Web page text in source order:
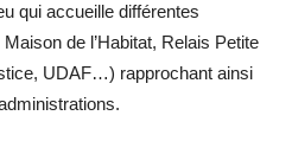
qui accueille différentes
de l’Habitat, Relais Petite
UDAF…) rapprochant ainsi